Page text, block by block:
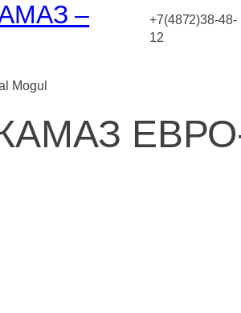
–
+7(4872)38-48-
12
Mogul
КАМАЗ